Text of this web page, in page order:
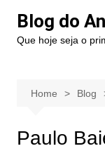
Blog do
Que hoje seja o
Home Blog
Paulo